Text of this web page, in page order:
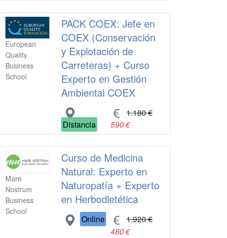
European
Quality
Business
School
PACK COEX: Jefe en
COEX (Conservación
y Explotación de
Carreteras) + Curso
Experto en Gestión
Ambiental COEX
Distancia
1.180 €
590 €
Mare
Nostrum
Business
School
Curso de Medicina
Natural: Experto en
Naturopatía + Experto
en Herbodietética
Online
1.920 €
480 €